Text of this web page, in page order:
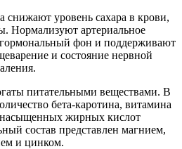
уровень сахара в крови,
Нормализуют артериальное
фон и поддерживают
и состояние нервной
питательными веществами. В
бета-каротина, витамина
жирных кислот
состав представлен магнием,
и цинком.